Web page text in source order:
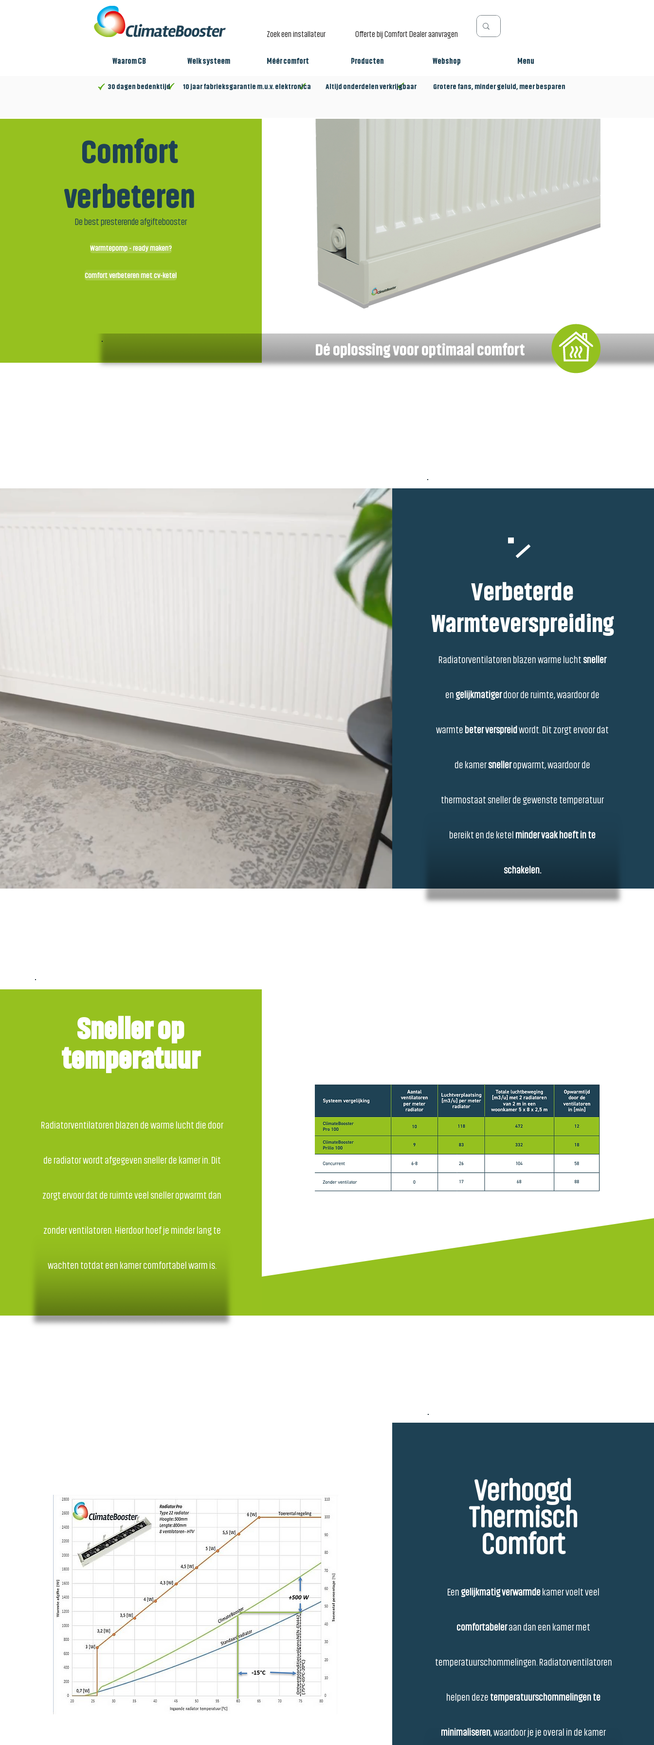
Zoek een installateur Offerte bij Comfort Dealer aanvragen
Waarom CB Welk systeem Méér comfort Producten Webshop Menu
30 dagen bedenktijd 10 jaar fabrieksgarantie m.u.v. elektronica Altijd onderdelen verkrijgbaar Grotere fans, minder geluid, meer besparen
Comfort
verbeteren
De best presterende afgiftebooster
Warmtepomp - ready maken?
Comfort verbeteren met cv-ketel
Dé oplossing voor optimaal comfort
Verbeterde
Warmteverspreiding
Radiatorventilatoren blazen warme lucht sneller
en gelijkmatigerdoor de ruimte, waardoor de
warmte beter verspreidwordt. Dit zorgt ervoor dat
de kamersnelleropwarmt, waardoor de
thermostaat sneller de gewenste temperatuur
bereikt en de ketel minder vaak hoeft in te
schakelen.
Sneller op
temperatuur
Radiatorventilatoren blazen de warme lucht die door
de radiator wordt afgegeven sneller de kamer in. Dit
zorgt ervoor dat de ruimte veel sneller opwarmt dan
zonder ventilatoren. Hierdoor hoef je minder lang te
wachten totdat een kamer comfortabel warm is.
Verhoogd
Thermisch
Comfort
Een gelijkmatig verwarmdekamer voelt veel
comfortabeleraan dan een kamer met
temperatuurschommelingen. Radiatorventilatoren
helpen deze temperatuurschommelingen te
minimaliseren, waardoor je je overal in de kamer